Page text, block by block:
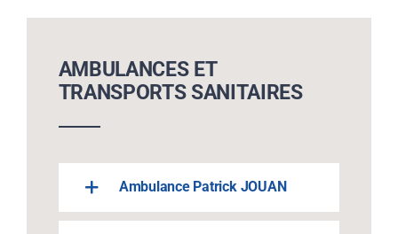
Vie associative
Rechercher:AMBULANCES ET
TRANSPORTS SANITAIRES
Ambulance Patrick JOUAN